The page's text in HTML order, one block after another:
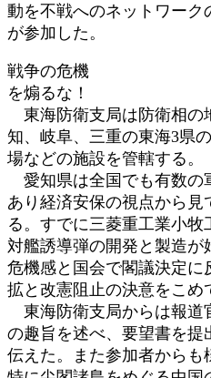
動を不戦へのネットワーク
が参加した。
戦争の危機
を煽るな！
東海防衛支局は防衛相の
知、岐阜、三重の東海3県
場などの施設を管轄する。
愛知県は全国でも有数の
あり経済安保の視点から
る。すでに三菱重工業小
対艦誘導弾の開発と製造
危機感と国会で閣議決定に
拡と改憲阻止の決意をこめ
東海防衛支局からは報道
の趣旨を述べ、要望書を提
伝えた。また参加者からも